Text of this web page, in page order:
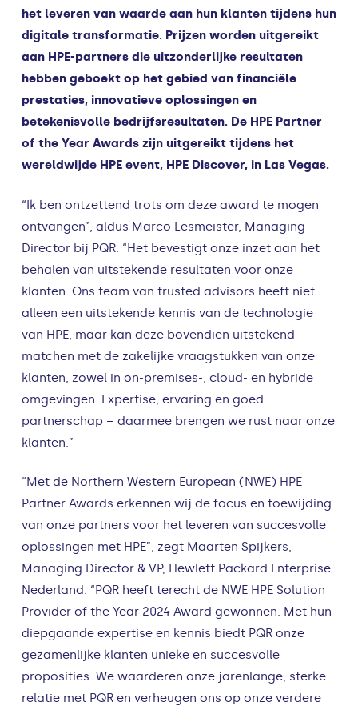
het leveren van waarde aan hun klanten tijdens hun
digitale transformatie. Prijzen worden uitgereikt
aan HPE-partners die uitzonderlijke resultaten
hebben geboekt op het gebied van financiële
prestaties, innovatieve oplossingen en
betekenisvolle bedrijfsresultaten. De HPE Partner
of the Year Awards zijn uitgereikt tijdens het
wereldwijde HPE event, HPE Discover, in Las Vegas.
“Ik ben ontzettend trots om deze award te mogen
ontvangen”, aldus Marco Lesmeister, Managing
Director bij PQR. “Het bevestigt onze inzet aan het
behalen van uitstekende resultaten voor onze
klanten. Ons team van trusted advisors heeft niet
alleen een uitstekende kennis van de technologie
van HPE, maar kan deze bovendien uitstekend
matchen met de zakelijke vraagstukken van onze
klanten, zowel in on-premises-, cloud- en hybride
omgevingen. Expertise, ervaring en goed
partnerschap – daarmee brengen we rust naar onze
klanten.”
“Met de Northern Western European (NWE) HPE
Partner Awards erkennen wij de focus en toewijding
van onze partners voor het leveren van succesvolle
oplossingen met HPE”, zegt Maarten Spijkers,
Managing Director & VP, Hewlett Packard Enterprise
Nederland. “PQR heeft terecht de NWE HPE Solution
Provider of the Year 2024 Award gewonnen. Met hun
diepgaande expertise en kennis biedt PQR onze
gezamenlijke klanten unieke en succesvolle
proposities. We waarderen onze jarenlange, sterke
relatie met PQR en verheugen ons op onze verdere